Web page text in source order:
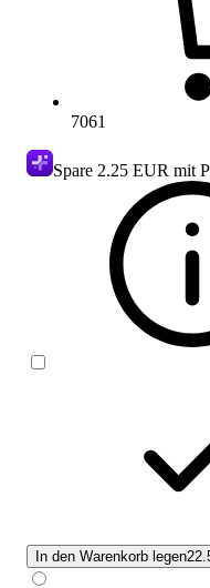
7061
Spare 2.25 EUR mit
In den Warenkorb legen